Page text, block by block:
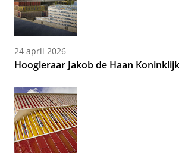
24 april 2026
Hoogleraar Jakob de Haan